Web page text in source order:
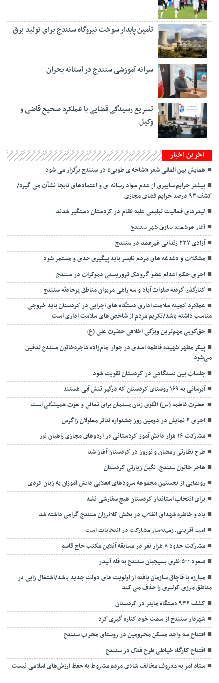
تأمین پایدار سوخت نیروگاه سنندج برای تولید برق
سرانه آموزشی سنندج در آستانه بحران
تسریع رسیدگی قضایی با عملکرد صحیح قاضی و
وکیل
اخرین اخبار
همایش بین المللی شعر «شاخه ی طوبی» در سنندج برگزار می شود
بیشتر جرایم سایبری از عدم سواد رسانه ای و اعتمادهای نابجا نشأت می گیرد/
کشف ۹۳ درصد جرایم فضای مجازی
لیدر‌های فعالیت تبلیغی علیه نظام در کردستان دستگیر شدند
آغاز هوشمند سازی شهر سنندج
آزادی ۲۳۷ زندانی غیرعمد در سنندج
مشکلات و دغدغه های مردم نایسر باید پیگیری جدی و مستمر شود
‌اجرای حکم اعدام عضو گروهک تروریستی دموکرات در سنندج
کنارگذر گردنه صلوات آباد و سه راهی مریوان مناطق پرحادثه سنندج
عملکرد کمیته سلامت اداری دستگاه های اجرایی در کردستان باید خروجی
مناسب داشته باشد/تکریم مردم از شاخص های سلامت اداری است
حق‌گویی مهم‌ترین ویژگی اخلاقی حضرت علی (ع)
پیکر مطهر شهیده فاطمه اسدی در جوار امام‌زاده هاجره‌خاتون سنندج تدفین
می‌شود
جلسات بین دستگاهی در کردستان تقویت شود
آبرسانی به ۱۶۹ روستای کردستان که درگیر تنش آبی هستند
حضرت فاطمه (س) الگوی زنان مسلمان برای تعالی و عزت همیشگی است
اجرای ۶ نمایش در دومین روز جشنواره تئاتر معلولان زاگرس
مشارکت ۱۶ هزار دانش آموز کردستانی در اردوهای مجازی راهیان نور
طرح نظارتی رمضان و نوروز در کردستان آغاز شد
هاجر خاتون سنندج، نگین زیارتی کردستان
رونمایی از نخستین مجموعه سرودهای انقلابی دانش آموزان به زبان کردی
برای انتخاب استاندار کردستان هیچ سفارشی نشد
یاد و خاطره شهدای انقلاب در بخش کلاترزان سنندج گرامی داشته شد
امید آفرینی، زمینه‌ساز مشارکت در انتخابات است
مشارکت حدود ۸ هزار نفر در مسابقه آنلاین مکتب حاج قاسم
صعود ۵۰۰ نفری بسیجیان سنندج به قله آبیدر
مبارزه با قاچاق سازمان یافته از اولویت های دولت جدید باشد/اشتغال زایی در
مناطق مرزی کولبری را حذف می کند
کشف ۹۳۶ دستگاه ماینر در کردستان
شهردار سنندج از سمت خود کناره گیری کرد
افتتاح سه واحد مسکن محرومین در روستای محراب سنندج
افتتاح کارگاه خیاطی طرح فدک در سنندج
ستاد امر به معروف مخالف شادی مردم مشروط به حفظ ارزش‌های اسلامی نیست